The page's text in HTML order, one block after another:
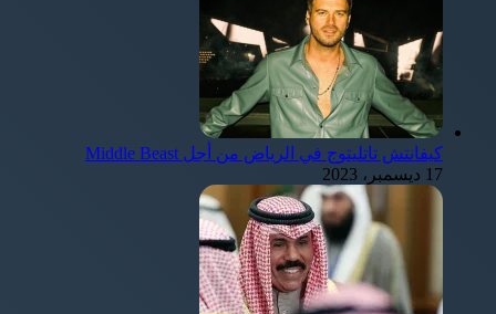
كيفانتش تاتليتوج في الرياض من أجل Middle Beast
17 ديسمبر، 2023